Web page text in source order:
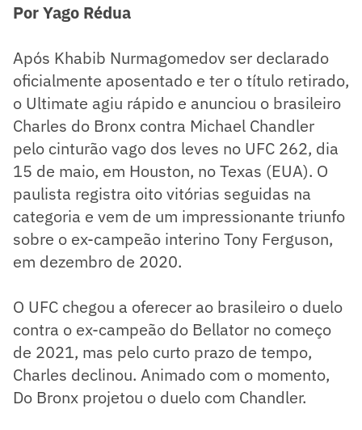
Por Yago Rédua
Após Khabib Nurmagomedov ser declarado
oficialmente aposentado e ter o título retirado,
o Ultimate agiu rápido e anunciou o brasileiro
Charles do Bronx contra Michael Chandler
pelo cinturão vago dos leves no UFC 262, dia
15 de maio, em Houston, no Texas (EUA). O
paulista registra oito vitórias seguidas na
categoria e vem de um impressionante triunfo
sobre o ex-campeão interino Tony Ferguson,
em dezembro de 2020.
O UFC chegou a oferecer ao brasileiro o duelo
contra o ex-campeão do Bellator no começo
de 2021, mas pelo curto prazo de tempo,
Charles declinou. Animado com o momento,
Do Bronx projetou o duelo com Chandler.